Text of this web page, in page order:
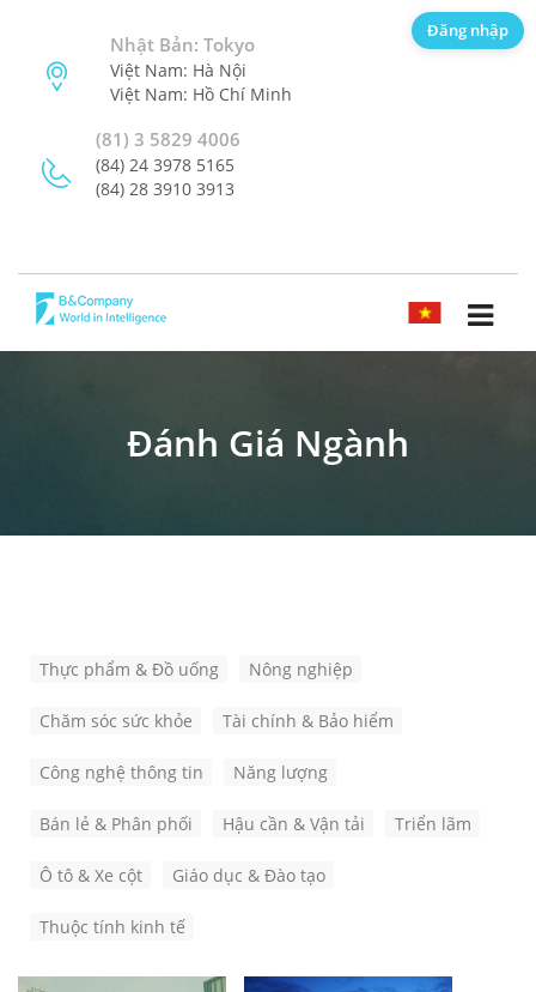
Nhật Bản: Tokyo
Việt Nam: Hà Nội
Việt Nam: Hồ Chí Minh
(81) 3 5829 4006
(84) 24 3978 5165
(84) 28 3910 3913
TIẾNG VIỆT
Đánh Giá Ngành
Thực phẩm & Đồ uống Nông nghiệp
Chăm sóc sức khỏe Tài chính & Bảo hiểm
Công nghệ thông tin Năng lượng
Bán lẻ & Phân phối Hậu cần & Vận tải Triển lãm
Ô tô & Xe cột Giáo dục & Đào tạo
Thuộc tính kinh tế
Đăng nhập